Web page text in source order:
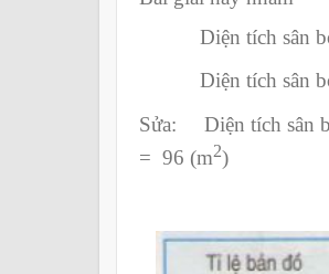
Diện tích sân
Diện tích sân
Sửa: Diện tích sân
= 96 (m2)